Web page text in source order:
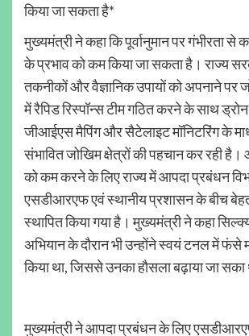
किया जा सकता है*
मुख्यमंत्री ने कहा कि पूर्वानुमान पर गंभीरता
के प्रभाव को कम किया जा सकता है। राज्य
तकनीकों और वैज्ञानिक उपायों को अपनाने पर
में रैपिड रिस्पॉन्स टीम गठित करने के साथ ड्रोन
जीआईएस मैपिंग और सैटेलाइट मॉनिटरिंग के
संभावित जोखिम क्षेत्रों की पहचान कर रही
को कम करने के लिए राज्य में आपदा प्रबंधन
एसडीआरएफ एवं स्थानीय प्रशासन के बीच
स्थापित किया गया है। मुख्यमंत्री ने कहा
अभियान के दौरान भी उन्होंने स्वयं टनल में फंसे
किया था, जिससे उनका हौसला बढ़ाया जा सका
मुख्यमंत्री ने आपदा प्रबंधन के लिए